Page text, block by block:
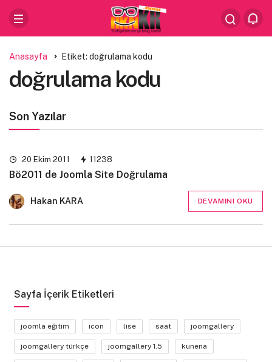
Anasayfa Etiket: doğrulama kodu
doğrulama kodu
Son Yazılar
20 Ekim 2011 11238
Bö2011 de Joomla Site Doğrulama
Hakan KARA DEVAMINI OKU
Sayfa İçerik Etiketleri
joomla eğitim icon lise saat joomgallery
joomgallery türkçe joomgallery 1.5 kunena